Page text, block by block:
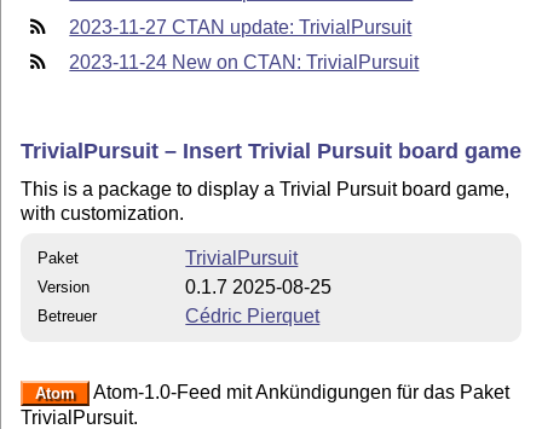
2023-11-27 CTAN update: TrivialPursuit
2023-11-24 New on CTAN: TrivialPursuit
TrivialPursuit – Insert Trivial Pursuit board game
This is a package to display a Trivial Pursuit board game,
with customization.
Paket TrivialPursuit
Version 0.1.7 2025-08-25
Betreuer Cédric Pierquet
Atom
Atom-1.0-Feed mit Ankündigungen für das Paket
TrivialPursuit.